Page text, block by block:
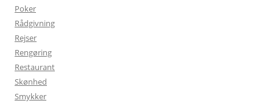
Poker
Rådgivning
Rejser
Rengøring
Restaurant
Skønhed
Smykker